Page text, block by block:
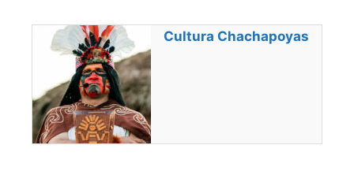
Cultura Chachapoyas